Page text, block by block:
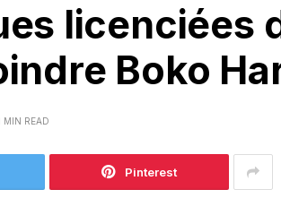
licenciées
Boko
MIN READ
Pinterest